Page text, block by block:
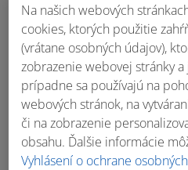
Na našich webových
cookies, ktorých použitie
(vrátane osobných údajov),
zobrazenie webovej stránky
prípadne sa používajú na
webových stránok, na
či na zobrazenie
obsahu. Ďalšie informácie
Vyhlásení o ochrane